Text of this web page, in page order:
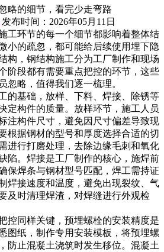
略的细节，看完少走弯路
发布时间：2026年05月11日
工环节的每一个细节都影响着整体结
小的疏忽，都可能给后续使用埋下隐
构，钢结构施工分为工厂制作和现场
阶段都有需要重点把控的环节，这些
忽略，值得我们逐一梳理。
的基础，放样、下料、焊接、除锈等
定构件的质量。放样环节，施工人员
注构件尺寸，避免因尺寸偏差导致现
根据钢材的型号和厚度选择合适的切
进行打磨处理，去除边缘毛刺和氧化
陷。焊接是工厂制作的核心，施焊前
保焊条与钢材型号匹配，焊工需持证
焊接速度和温度，避免出现裂纹、气
及时清理焊渣，对焊缝进行外观检
控同样关键，预埋螺栓的安装精度是
图纸，制作专用安装模板，将预埋螺
防止混凝土浇筑时发生移位。混凝土